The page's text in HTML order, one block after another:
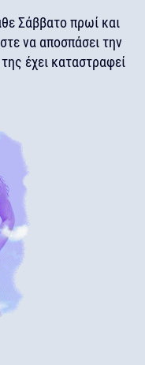
Σάββατο πρωί και
να αποσπάσει την
έχει καταστραφεί